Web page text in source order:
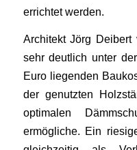
errichtet werden.
Architekt Jörg
sehr deutlich unter
Euro liegenden
der genutzten
optimalen
ermögliche. Ein